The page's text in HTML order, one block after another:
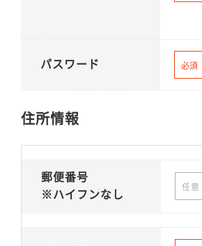
パスワード 必須
住所情報
郵便番号
※ハイフンなし
任意